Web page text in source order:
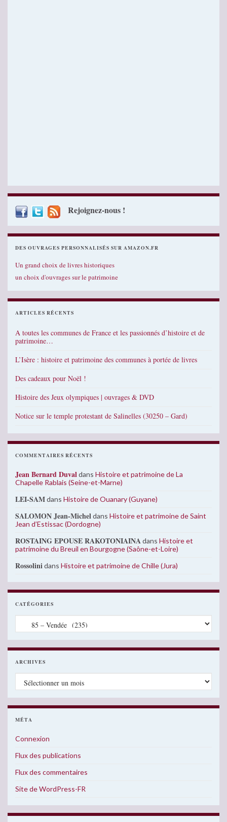
Rejoignez-nous !
DES OUVRAGES PERSONNALISÉS SUR AMAZON.FR
Un grand choix de livres historiques
un choix d'ouvrages sur le patrimoine
ARTICLES RÉCENTS
A toutes les communes de France et les passionnés d’histoire et de
patrimoine…
L’Isère : histoire et patrimoine des communes à portée de livres
Des cadeaux pour Noël !
Histoire des Jeux olympiques | ouvrages & DVD
Notice sur le temple protestant de Salinelles (30250 – Gard)
COMMENTAIRES RÉCENTS
Jean Bernard Duvaldans Histoire et patrimoine de La
Chapelle Rablais (Seine-et-Marne)
LEI-SAMdans Histoire de Ouanary (Guyane)
SALOMON Jean-Micheldans Histoire et patrimoine de Saint
Jean d’Estissac (Dordogne)
ROSTAING EPOUSE RAKOTONIAINAdans Histoire et
patrimoine du Breuil en Bourgogne (Saône-et-Loire)
Rossolinidans Histoire et patrimoine de Chille (Jura)
CATÉGORIES
Catégories
ARCHIVES
Archives
MÉTA
Connexion
Flux des publications
Flux des commentaires
Site de WordPress-FR